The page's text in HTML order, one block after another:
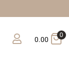
0.00
0